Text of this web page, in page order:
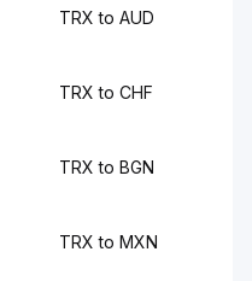
TRX to AUD
TRX to CHF
TRX to BGN
TRX to MXN